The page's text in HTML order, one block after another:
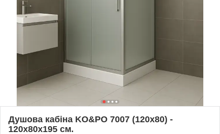
Душова кабіна KO&PO 7007 (120х80) -
120х80х195 см.